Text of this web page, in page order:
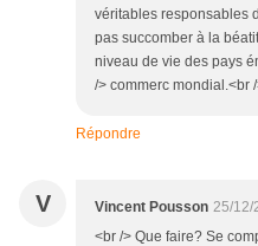
véritables responsables
pas succomber à la
niveau de vie des pays
/> commerc mondial.<br
Répondre
V Vincent Pousson 25/12/
<br /> Que faire? Se